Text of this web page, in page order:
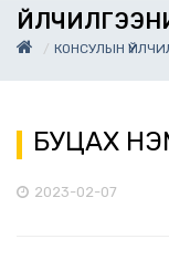
КОНСУЛЫН
БУЦАХ
2023-02-07